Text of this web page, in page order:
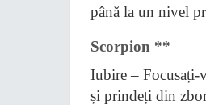
până la un nivel
Scorpion **
Iubire – Focusați-
și prindeți din